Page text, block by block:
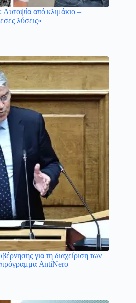
από κλιμάκιο –
λύσεις»
για τη διαχείριση των
πρόγραμμα AntiNero